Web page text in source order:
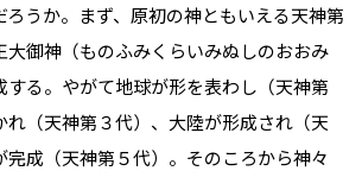
ろうか。まず、原初の神ともいえる天神第
大御神（ものふみくらいみぬしのおおみ
する。やがて地球が形を表わし（天神第
れ（天神第３代）、大陸が形成され（天
成（天神第５代）。そのころから神々